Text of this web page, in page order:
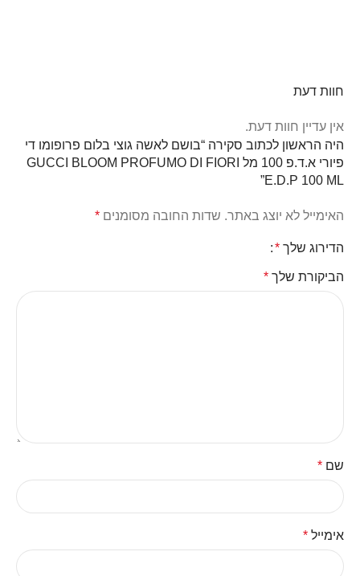
חוות דעת
אין עדיין חוות דעת.
היה הראשון לכתוב סקירה “בושם לאשה גוצי בלום פרופומו די
פיורי א.ד.פ 100 מל GUCCI BLOOM PROFUMO DI FIORI
E.D.P 100 ML”
האימייל לא יוצג באתר. שדות החובה מסומנים *
הדירוג שלך *
הביקורת שלך *
שם *
אימייל *